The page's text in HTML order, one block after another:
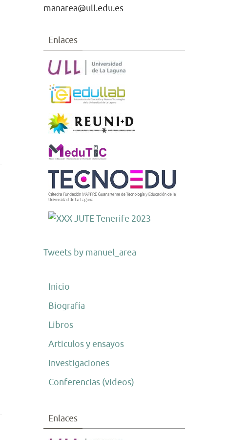
manarea@ull.edu.es
Enlaces
Tweets by manuel_area
Inicio
Biografía
Libros
Articulos y ensayos
Investigaciones
Conferencias (videos)
Enlaces